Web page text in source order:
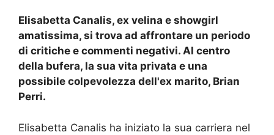
Elisabetta Canalis, ex velina e showgirl
amatissima, si trova ad affrontare un periodo
di critiche e commenti negativi. Al centro
della bufera, la sua vita privata e una
possibile colpevolezza dell'ex marito, Brian
Perri.
Elisabetta Canalis ha iniziato la sua carriera nel